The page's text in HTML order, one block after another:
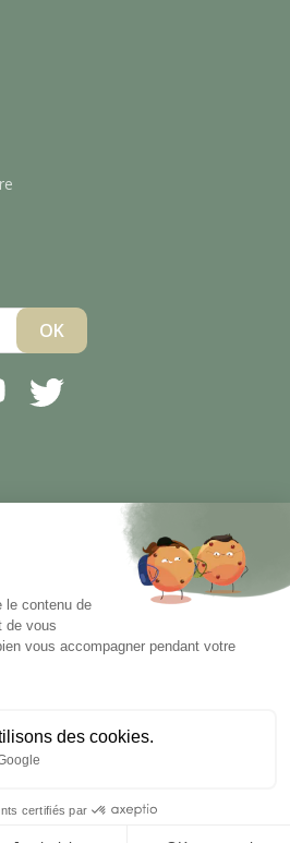
YouTube
zu überprüfen.
le contenu de
de vous
vous accompagner pendant votre
des cookies.
certifiés par